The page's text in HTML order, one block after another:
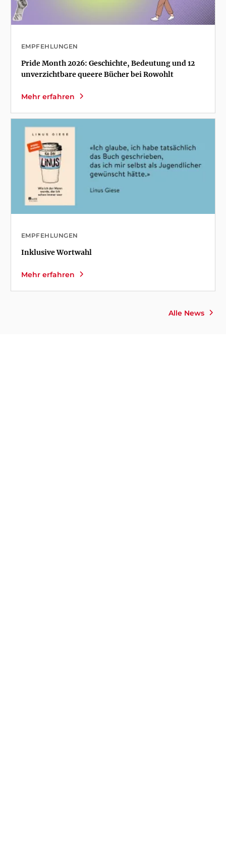
Alle News
EMPFEHLUNGEN
Pride Month 2026: Geschichte, Bedeutung und 12
unverzichtbare queere Bücher bei Rowohlt
Mehr erfahren
EMPFEHLUNGEN
Inklusive Wortwahl
Mehr erfahren